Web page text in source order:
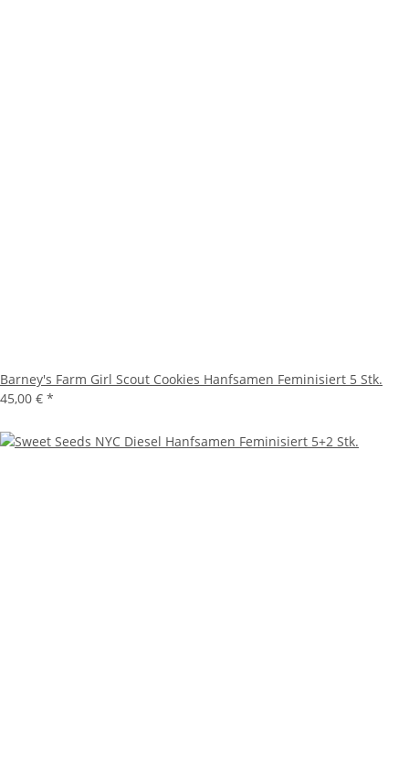
Barney's Farm Girl Scout Cookies Hanfsamen Feminisiert 5 Stk.
45,00 € *